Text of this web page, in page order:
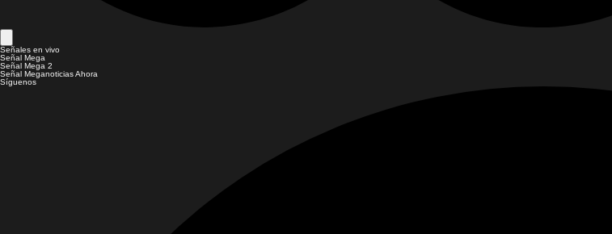
Señales en vivo
Señal Mega
Señal Mega 2
Señal Meganoticias Ahora
Síguenos